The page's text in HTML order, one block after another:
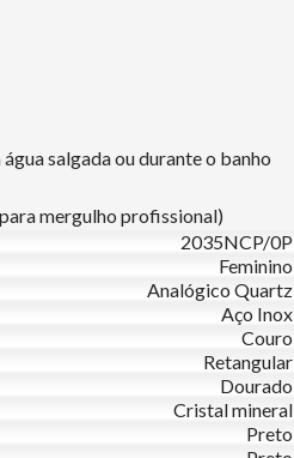
salgada ou durante o banho
mergulho profissional)
2035NCP/0P
Feminino
Analógico Quartz
Aço Inox
Couro
Retangular
Dourado
Cristal mineral
Preto